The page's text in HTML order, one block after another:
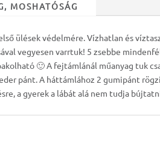
MOSHATÓSÁG
ülések védelmére. Vízhatlan és
vegyesen varrtuk! 5 zsebbe
🙂 A fejtámlánál műanyag tuk
pánt. A háttámlához 2 gumipánt
a gyerek a lábát alá nem tudja